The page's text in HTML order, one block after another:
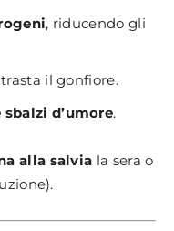
, riducendo gli
il gonfiore.
d’umore.
alla salvia la sera o